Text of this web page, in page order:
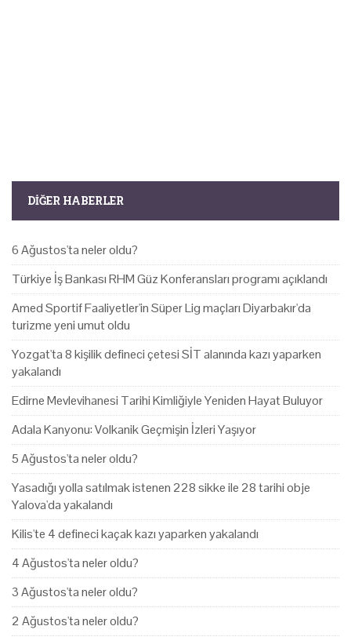
DIĞER HABERLER
6 Ağustos'ta neler oldu?
Türkiye İş Bankası RHM Güz Konferansları programı açıklandı
Amed Sportif Faaliyetler'in Süper Lig maçları Diyarbakır'da
turizme yeni umut oldu
Yozgat'ta 8 kişilik defineci çetesi SİT alanında kazı yaparken
yakalandı
Edirne Mevlevihanesi Tarihi Kimliğiyle Yeniden Hayat Buluyor
Adala Kanyonu: Volkanik Geçmişin İzleri Yaşıyor
5 Ağustos'ta neler oldu?
Yasadığı yolla satılmak istenen 228 sikke ile 28 tarihi obje
Yalova'da yakalandı
Kilis'te 4 defineci kaçak kazı yaparken yakalandı
4 Ağustos'ta neler oldu?
3 Ağustos'ta neler oldu?
2 Ağustos'ta neler oldu?